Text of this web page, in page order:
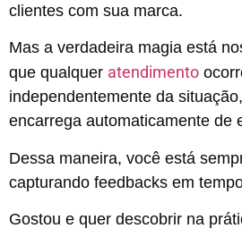
clientes com sua marca.
Mas a verdadeira magia está
que qualquer atendimento
independentemente da
encarrega automaticamente de
Dessa maneira, você está
capturando feedbacks em
Gostou e quer descobrir na